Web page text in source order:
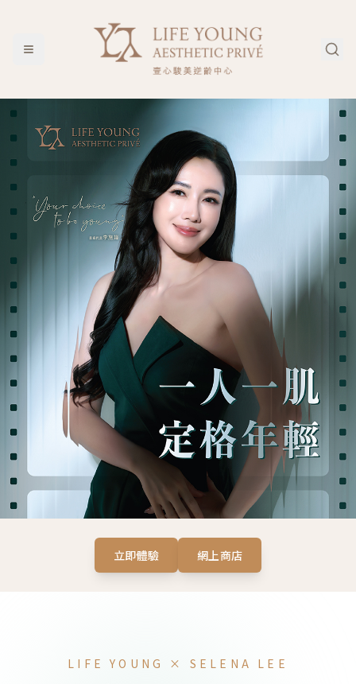
一人一肌 定格年輕 — Life Young Aesthetic
立即體驗 網上商店
LIFE YOUNG × SELENA LEE